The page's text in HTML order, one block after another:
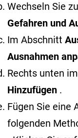
Wechseln Sie zu
Gefahren und
Im Abschnitt
Ausnahmen
Rechts unten
Hinzufügen .
Fügen Sie eine
folgenden